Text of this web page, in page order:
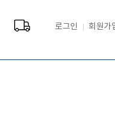
로그인 회원가